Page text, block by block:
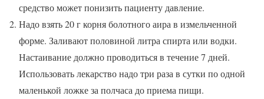
средство может понизить пациенту давление.
Надо взять 20 г корня болотного аира в измельченной
форме. Заливают половиной литра спирта или водки.
Настаивание должно проводиться в течение 7 дней.
Использовать лекарство надо три раза в сутки по одной
маленькой ложке за полчаса до приема пищи.